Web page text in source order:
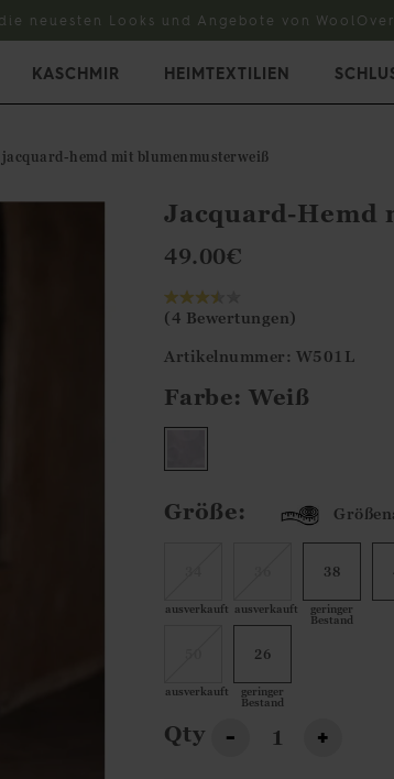
neuesten Looks und Angebote von
KASCHMIR HEIMTEXTILIEN
jacquard-hemd mit blumenmusterweiß
Jacquard-Hemd
49.00€
(4 Bewertungen)
Artikelnummer: W501L
Farbe: Weiß
Größe:
ausverkauft ausverkauft
38
geringer
Bestand
ausverkauft
26
geringer
Bestand
Qty - +